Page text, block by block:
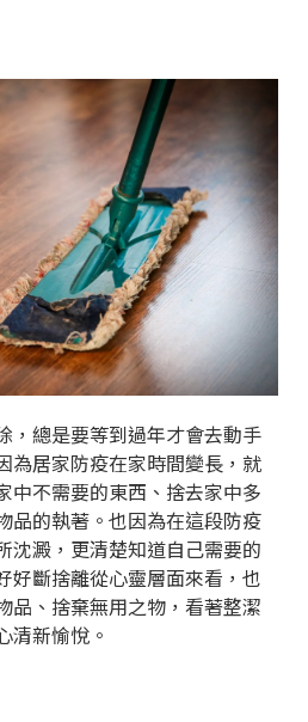
，總是要等到過年才會去動手
為居家防疫在家時間變長，就
中不需要的東西、捨去家中多
品的執著。也因為在這段防疫
沈澱，更清楚知道自己需要的
好斷捨離從心靈層面來看，也
品、捨棄無用之物，看著整潔
清新愉悅。